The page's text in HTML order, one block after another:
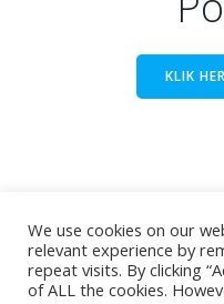
KLIK
© Koldfronten.
We use cookies on our
relevant experience by
repeat visits. By clicking
of ALL the cookies.